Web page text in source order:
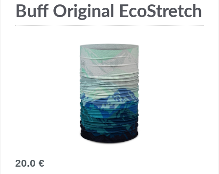
Buff Original EcoStretch
20.0 €